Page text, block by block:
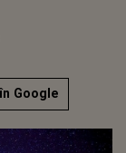
Google